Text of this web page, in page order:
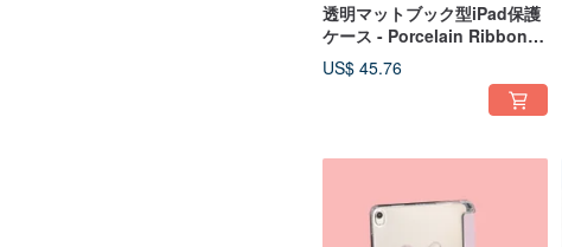
透明マットブック型iPad保護
ケース - Porcelain Ribbon in
Light Blue
US$ 45.76